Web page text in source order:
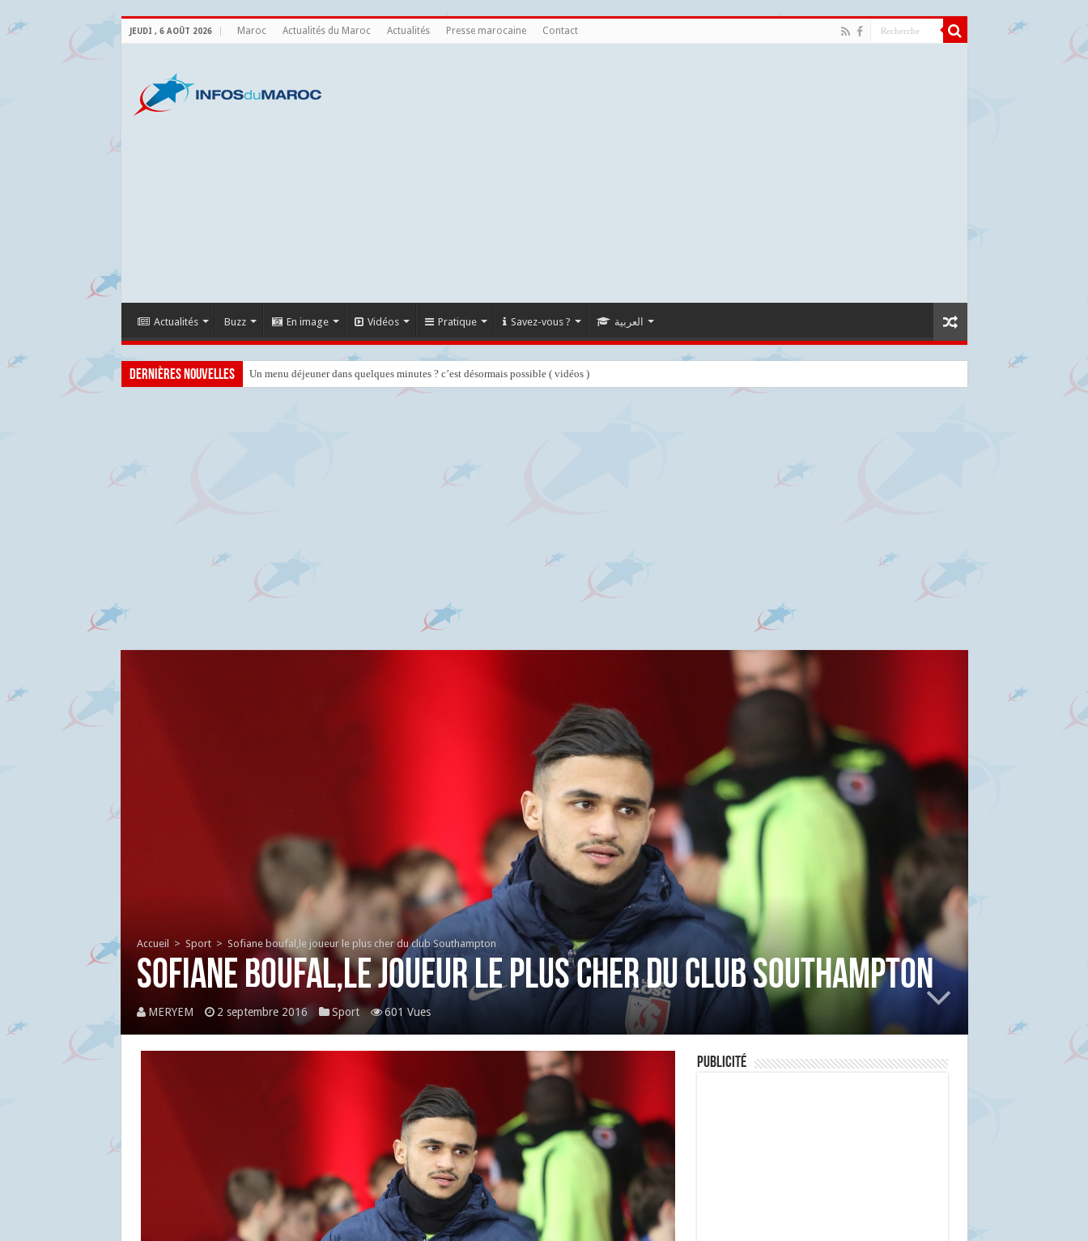
JEUDI , 6 AOÛT 2026 Maroc Actualités du Maroc Actualités Presse marocaine Contact
Actualités Buzz En image Vidéos Pratique Savez-vous ? العربية
Dernières nouvelles Un menu déjeuner dans quelques minutes ? c’est désormais possible ( vidéos )
Accueil > Sport > Sofiane boufal,le joueur le plus cher du club Southampton
Sofiane boufal,le joueur le plus cher du club Southampton
MERYEM 2 septembre 2016 Sport 601 Vues
Publicité